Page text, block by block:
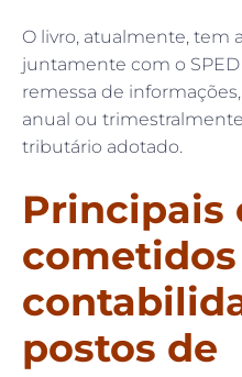
O livro, atualmente, tem
juntamente com o
remessa de
anual ou
tributário adotado.
Principais
postos de